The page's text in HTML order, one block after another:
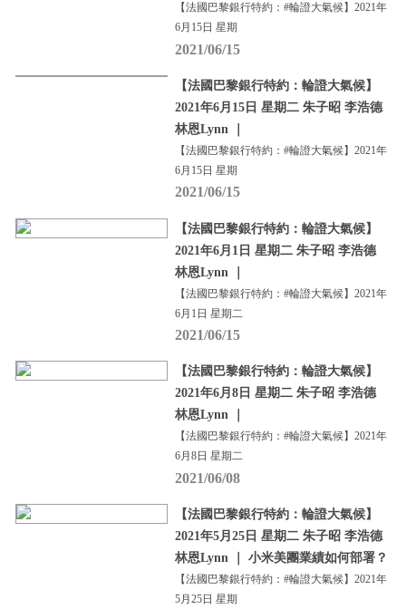
【法國巴黎銀行特約：#輪證大氣候】2021年
6月15日 星期
2021/06/15
【法國巴黎銀行特約：輪證大氣候】
2021年6月15日 星期二 朱子昭 李浩德
林恩Lynn ｜
【法國巴黎銀行特約：#輪證大氣候】2021年
6月15日 星期
2021/06/15
【法國巴黎銀行特約：輪證大氣候】
2021年6月1日 星期二 朱子昭 李浩德
林恩Lynn ｜
【法國巴黎銀行特約：#輪證大氣候】2021年
6月1日 星期二
2021/06/15
【法國巴黎銀行特約：輪證大氣候】
2021年6月8日 星期二 朱子昭 李浩德
林恩Lynn ｜
【法國巴黎銀行特約：#輪證大氣候】2021年
6月8日 星期二
2021/06/08
【法國巴黎銀行特約：輪證大氣候】
2021年5月25日 星期二 朱子昭 李浩德
林恩Lynn ｜ 小米美團業績如何部署？
【法國巴黎銀行特約：#輪證大氣候】2021年
5月25日 星期